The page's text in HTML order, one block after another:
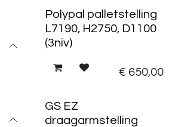
Polypal palletstelling
L7190, H2750, D1100
(3niv)
€ 650,00
GS EZ
draagarmstelling